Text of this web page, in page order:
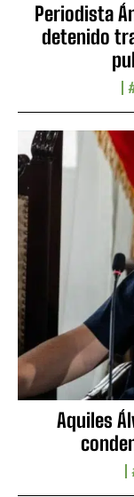
Periodista
detenido
Aquiles